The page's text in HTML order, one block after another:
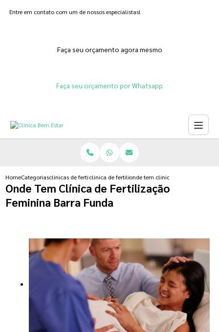
Entre em contato com um de nossos especialistas!
Faça seu orçamento agora mesmo
Faça seu orçamento por Whatsapp
HomeCategoriasclinicas de fertilizacoesclinica de fertilizacao femininaonde tem clinica de fertilizacao
Onde Tem Clínica de Fertilização
Feminina Barra Funda